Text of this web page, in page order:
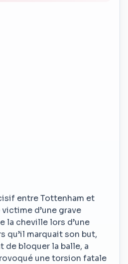
entre Tottenham et
d’une grave
la cheville lors d’une
qu’il marquait son but,
de bloquer la balle, a
une torsion fatale